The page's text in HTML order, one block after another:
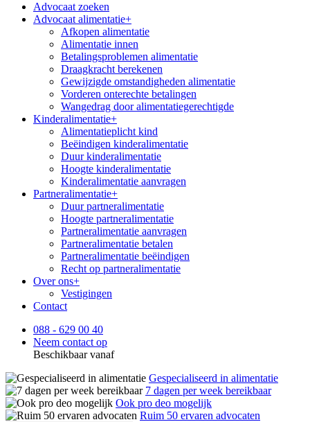
Advocaat zoeken
Advocaat alimentatie+
Afkopen alimentatie
Alimentatie innen
Betalingsproblemen alimentatie
Draagkracht berekenen
Gewijzigde omstandigheden alimentatie
Vorderen onterechte betalingen
Wangedrag door alimentatiegerechtigde
Kinderalimentatie+
Alimentatieplicht kind
Beëindigen kinderalimentatie
Duur kinderalimentatie
Hoogte kinderalimentatie
Kinderalimentatie aanvragen
Partneralimentatie+
Duur partneralimentatie
Hoogte partneralimentatie
Partneralimentatie aanvragen
Partneralimentatie betalen
Partneralimentatie beëindigen
Recht op partneralimentatie
Over ons+
Vestigingen
Contact
088 - 629 00 40
Neem contact op
Beschikbaar vanaf
Gespecialiseerd in alimentatie
7 dagen per week bereikbaar
Ook pro deo mogelijk
Ruim 50 ervaren advocaten